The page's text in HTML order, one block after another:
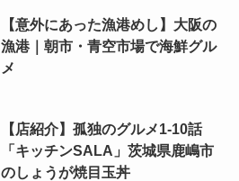
【意外にあった漁港めし】大阪の
漁港｜朝市・青空市場で海鮮グル
メ
【店紹介】孤独のグルメ1-10話
「キッチンSALA」茨城県鹿嶋市
のしょうが焼目玉丼